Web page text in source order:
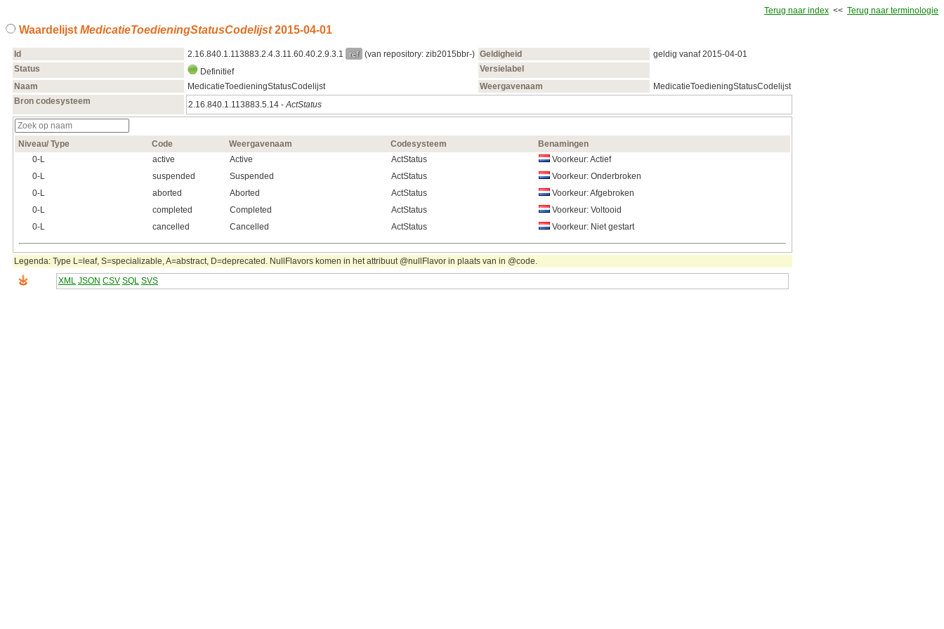
Terug naar index << Terug naar terminologie
Waardelijst MedicatieToedieningStatusCodelijst2015‑04‑01
Id 2.16.840.1.113883.2.4.3.11.60.40.2.9.3.1 ref (van repository: zib2015bbr-) Geldigheid
geldig vanaf 2015‑04‑01
Status
Definitief
Versielabel
Naam
MedicatieToedieningStatusCodelijst Weergavenaam
MedicatieToedieningStatusCodelijst
Bron codesysteem
2.16.840.1.113883.5.14 -ActStatus
Niveau/ Type Code Weergavenaam Codesysteem
Benamingen
0‑L
active Active ActStatus
Voorkeur: Actief
0‑L
suspended Suspended ActStatus
Voorkeur: Onderbroken
0‑L
aborted Aborted ActStatus
Voorkeur: Afgebroken
0‑L
completed Completed ActStatus
Voorkeur: Voltooid
0‑L
cancelled Cancelled ActStatus Voorkeur: Niet gestart
Legenda: Type L=leaf, S=specializable, A=abstract, D=deprecated. NullFlavors komen in het attribuut @nullFlavor in plaats van in @code.
XML JSON CSV SQL SVS